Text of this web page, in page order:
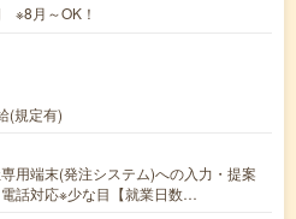
※8月～OK！
(規定有)
用端末(発注システム)への入力・提案
話対応※少な目【就業日数…